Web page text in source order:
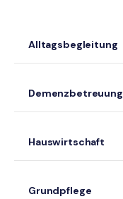
Alltagsbegleitung
Demenzbetreuung
Hauswirtschaft
Grundpflege